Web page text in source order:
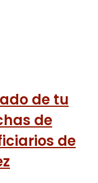
de tu
de
de